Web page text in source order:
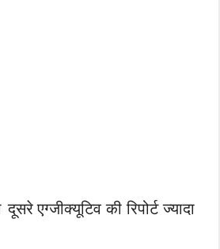
एग्जीक्यूटिव की रिपोर्ट ज्यादा